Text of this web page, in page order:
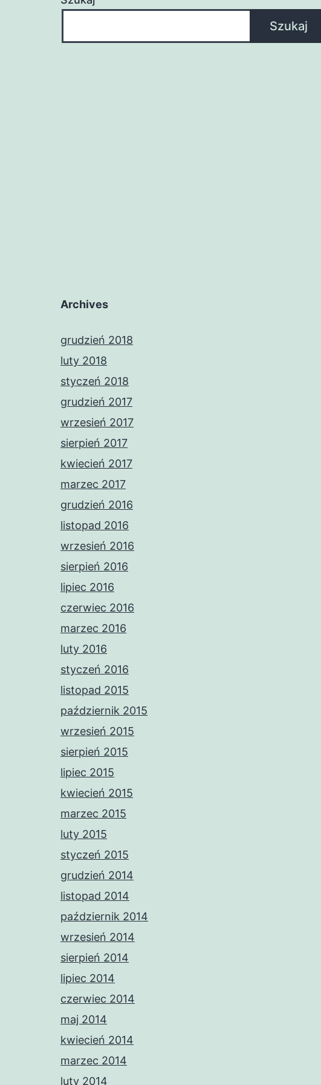
Szukaj
Archives
grudzień 2018
luty 2018
styczeń 2018
grudzień 2017
wrzesień 2017
sierpień 2017
kwiecień 2017
marzec 2017
grudzień 2016
listopad 2016
wrzesień 2016
sierpień 2016
lipiec 2016
czerwiec 2016
marzec 2016
luty 2016
styczeń 2016
listopad 2015
październik 2015
wrzesień 2015
sierpień 2015
lipiec 2015
kwiecień 2015
marzec 2015
luty 2015
styczeń 2015
grudzień 2014
listopad 2014
październik 2014
wrzesień 2014
sierpień 2014
lipiec 2014
czerwiec 2014
maj 2014
kwiecień 2014
marzec 2014
luty 2014